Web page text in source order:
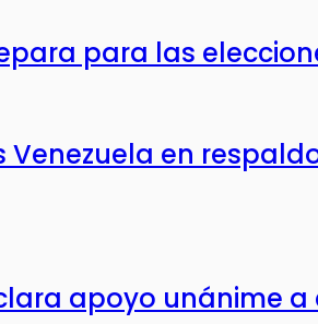
para las
en
apoyo unánime